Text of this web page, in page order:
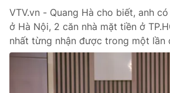
VTV.vn - Quang Hà cho biết, anh
ở Hà Nội, 2 căn nhà mặt tiền ở
nhất từng nhận được trong một lần